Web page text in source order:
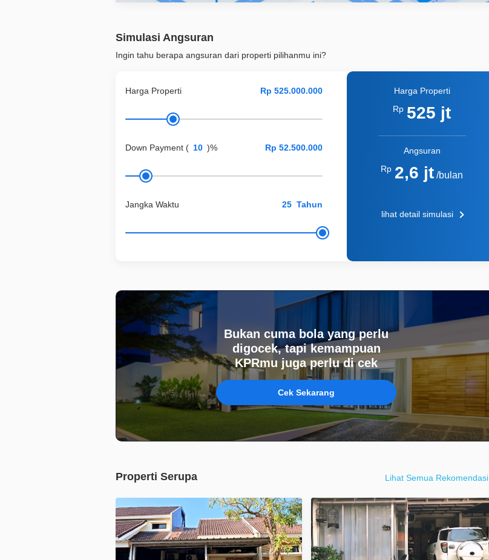
Simulasi Angsuran
Ingin tahu berapa angsuran dari properti pilihanmu ini?
Harga Properti
Down Payment ( )%
Jangka Waktu Tahun
Harga Properti
Rp 525 jt
Angsuran
Rp 2,6 jt /bulan
lihat detail simulasi
Bukan cuma bola yang perlu
digocek, tapi kemampuan
KPRmu juga perlu di cek
Cek Sekarang
Properti Serupa Lihat Semua Rekomendasi